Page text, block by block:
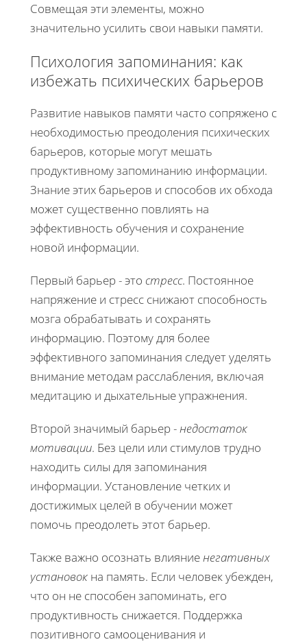
Совмещая эти элементы, можно
значительно усилить свои навыки памяти.
Психология запоминания: как
избежать психических барьеров
Развитие навыков памяти часто сопряжено с
необходимостью преодоления психических
барьеров, которые могут мешать
продуктивному запоминанию информации.
Знание этих барьеров и способов их обхода
может существенно повлиять на
эффективность обучения и сохранение
новой информации.
Первый барьер - это стресс. Постоянное
напряжение и стресс снижают способность
мозга обрабатывать и сохранять
информацию. Поэтому для более
эффективного запоминания следует уделять
внимание методам расслабления, включая
медитацию и дыхательные упражнения.
Второй значимый барьер -недостаток
мотивации. Без цели или стимулов трудно
находить силы для запоминания
информации. Установление четких и
достижимых целей в обучении может
помочь преодолеть этот барьер.
Также важно осознать влияниенегативных
установок на память. Если человек убежден,
что он не способен запоминать, его
продуктивность снижается. Поддержка
позитивного самооценивания и